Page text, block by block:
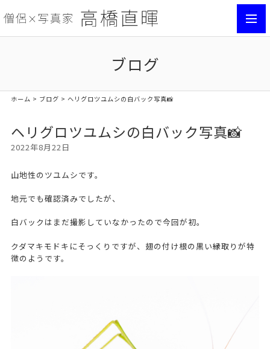
ブログ
ホーム > ブログ > ヘリグロツユムシの白バック写真📸
ヘリグロツユムシの白バック写真📸
2022年8月22日
山地性のツユムシです。
地元でも確認済みでしたが、
白バックはまだ撮影していなかったので今回が初。
クダマキモドキにそっくりですが、翅の付け根の黒い縁取りが特
徴のようです。